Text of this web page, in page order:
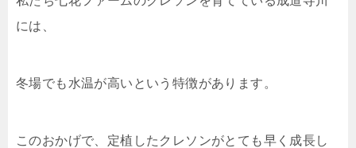
には、
冬場でも水温が高いという特徴があります。
このおかげで、定植したクレソンがとても早く成長し